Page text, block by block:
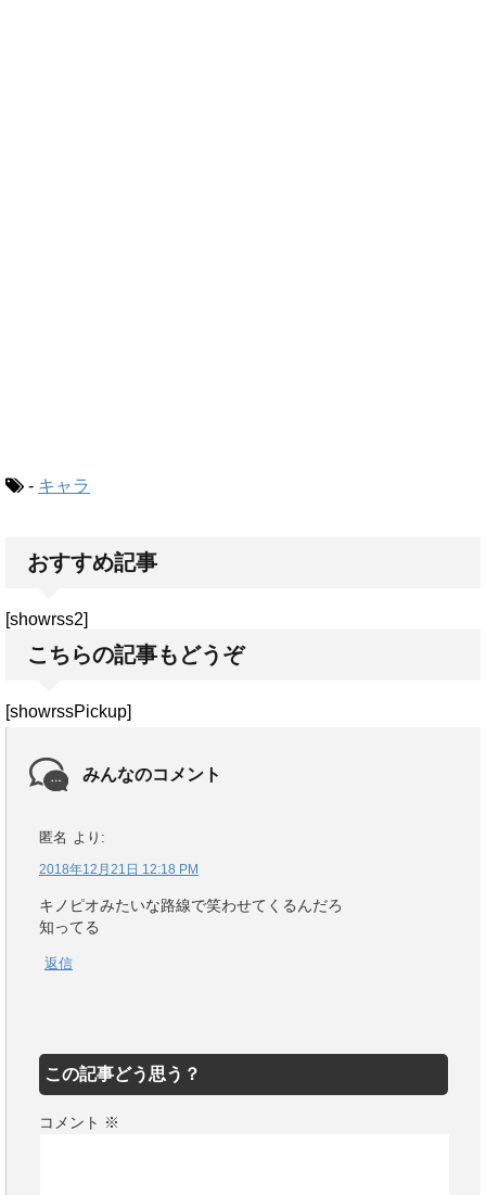
- キャラ
おすすめ記事
[showrss2]
こちらの記事もどうぞ
[showrssPickup]
みんなのコメント
匿名 より:
2018年12月21日 12:18 PM
キノピオみたいな路線で笑わせてくるんだろ
知ってる
返信
この記事どう思う？
コメント ※